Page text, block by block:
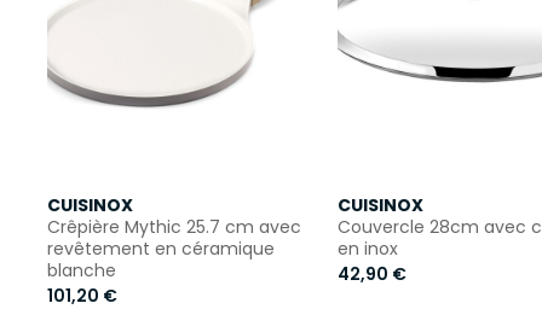
CUISINOX
Crêpière Mythic 25.7 cm avec
revêtement en céramique
blanche
101,20 €
CUISINOX
Couvercle 28cm avec
en inox
42,90 €